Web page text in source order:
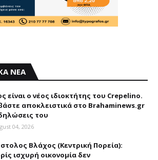
ΝΕΑ
είναι ο νέος ιδιοκτήτης του Crepelino.
αποκλειστικά στο Brahaminews.gr
του
04, 2026
Βλάχος (Κεντρική Πορεία):
ισχυρή οικονομία δεν